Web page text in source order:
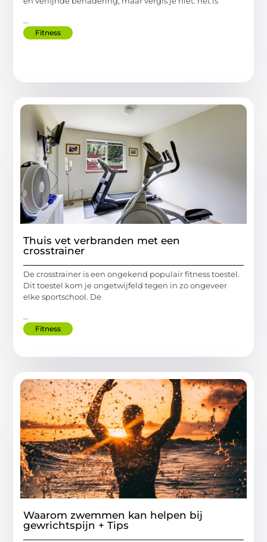
...
Fitness
Thuis vet verbranden met een
crosstrainer
De crosstrainer is een ongekend populair fitness toestel.
Dit toestel kom je ongetwijfeld tegen in zo ongeveer
elke sportschool. De
...
Fitness
Waarom zwemmen kan helpen bij
gewrichtspijn + Tips